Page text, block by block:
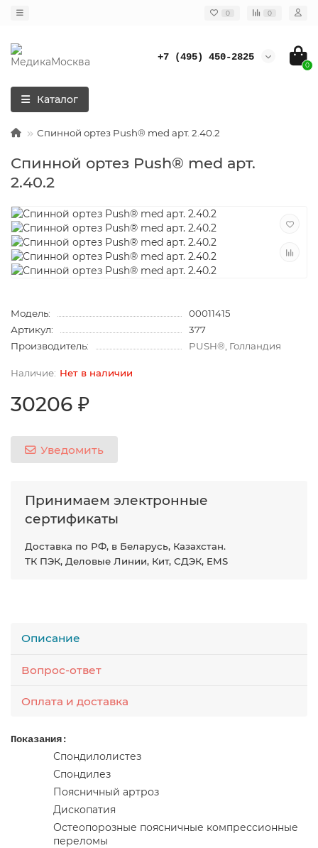
0 0
+7 (495) 450-2825
0
Каталог
Спинной ортез Push® med арт. 2.40.2
Спинной ортез Push® med арт.
2.40.2
Модель:
00011415
Артикул:
377
Производитель:
PUSH®, Голландия
Нет в наличии
30206 ₽
Уведомить
Принимаем электронные
сертификаты
Доставка по РФ, в Беларусь, Казахстан.
ТК ПЭК, Деловые Линии, Кит, СДЭК, EMS
Описание
Вопрос-ответ
Оплата и доставка
Показания:
Спондилолистез
Спондилез
Поясничный артроз
Дископатия
Остеопорозные поясничные компрессионные
переломы